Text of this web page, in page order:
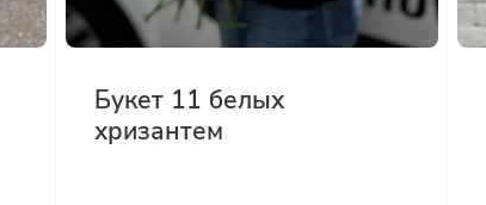
Букет 11 белых
хризантем